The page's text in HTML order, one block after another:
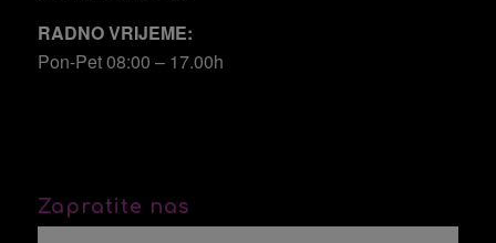
RADNO VRIJEME:
Pon-Pet 08:00 – 17.00h
Zapratite nas